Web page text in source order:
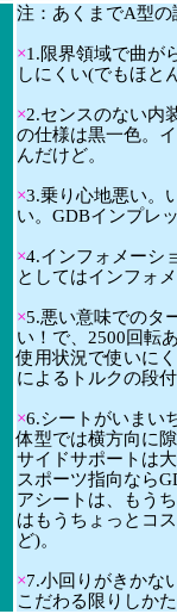
注：あくまでA型の
×1.限界領域で曲が
しにくい(でもほと
×2.センスのない内
の仕様は黒一色。
んだけど。
×3.乗り心地悪い。
い。GDBインプレ
×4.インフォメーシ
としてはインフォ
×5.悪い意味でのタ
い！で、2500回転
使用状況で使いに
によるトルクの段
×6.シートがいまい
体型では横方向に
サイドサポートは
スポーツ指向なら
アシートは、もう
はもうちょっとコ
ど)。
×7.小回りがきかな
こだわる限りしか